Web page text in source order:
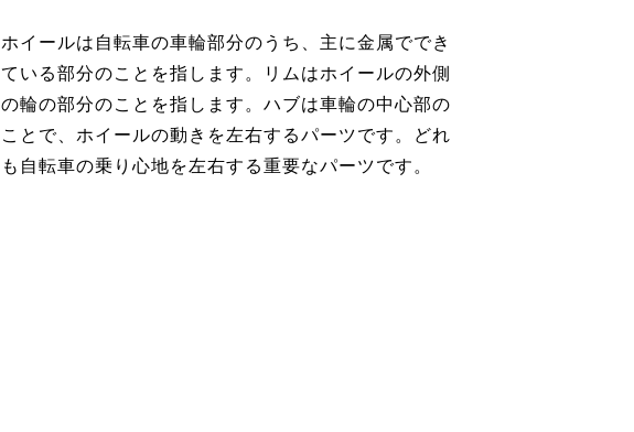
ホイールは自転車の車輪部分のうち、主に金属ででき
ている部分のことを指します。リムはホイールの外側
の輪の部分のことを指します。ハブは車輪の中心部の
ことで、ホイールの動きを左右するパーツです。どれ
も自転車の乗り心地を左右する重要なパーツです。